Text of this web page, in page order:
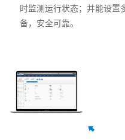
时监测运行状态；并能设置
备，安全可靠。